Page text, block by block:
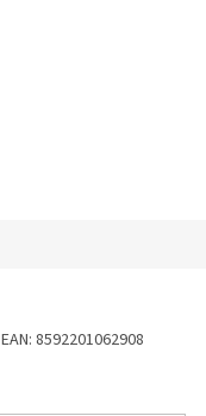
EAN: 8592201062908